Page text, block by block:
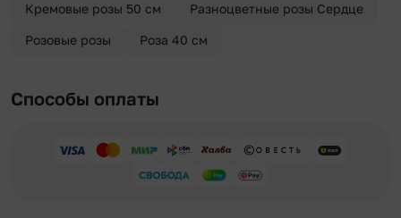
Кремовые розы 50 см Разноцветные розы Сердце
Розовые розы Роза 40 см
Способы оплаты